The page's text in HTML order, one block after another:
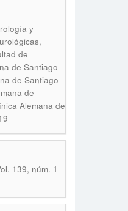
y
de
de Santiago-
de Santiago-
de
Alemana de
139, núm. 1